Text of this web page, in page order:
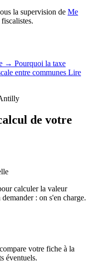
la supervision de Me
→ Pourquoi la taxe
entre communes Lire
de votre
calculer la valeur
: on s'en charge.
votre fiche à la
éventuels.